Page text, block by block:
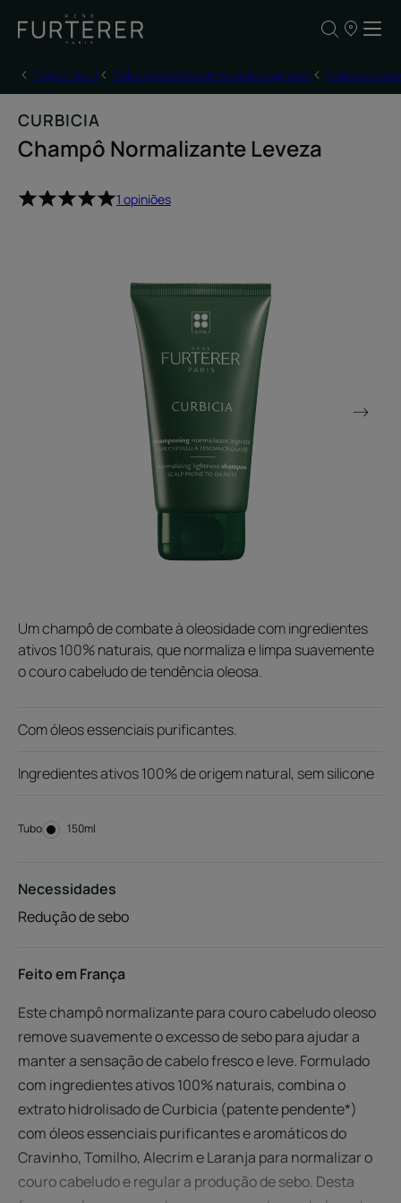
OS
DE
VENDA
Página inicial Todos os produtos de cuidados capilares Cabelos
CURBICIA
Champô Normalizante Leveza
1 opiniões
Um champô de combate à oleosidade com ingredientes
ativos 100% naturais, que normaliza e limpa suavemente
o couro cabeludo de tendência oleosa.
Com óleos essenciais purificantes.
Ingredientes ativos 100% de origem natural, sem silicone
Tubo Tubo
150ml
Necessidades
Redução de sebo
Feito em França
Este champô normalizante para couro cabeludo oleoso
remove suavemente o excesso de sebo para ajudar a
manter a sensação de cabelo fresco e leve. Formulado
com ingredientes ativos 100% naturais, combina o
extrato hidrolisado de Curbicia (patente pendente*)
com óleos essenciais purificantes e aromáticos do
Cravinho, Tomilho, Alecrim e Laranja para normalizar o
couro cabeludo e regular a produção de sebo. Desta